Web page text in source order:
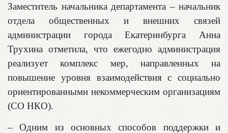
Заместитель начальника департамента – начальник
отдела общественных и внешних связей
администрации города Екатеринбурга Анна
Трухина отметила, что ежегодно администрация
реализует комплекс мер, направленных на
повышение уровня взаимодействия с социально
ориентированными некоммерческим организациям
(СО НКО).
– Одним из основных способов поддержки и